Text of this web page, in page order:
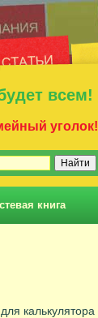
всем!
уголок!
книга
калькулятора